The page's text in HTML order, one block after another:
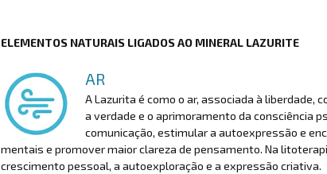
ELEMENTOS NATURAIS LIGADOS AO MINERAL LAZURITE
AR
A Lazurita é como o ar, associada à liberdade,
a verdade e o aprimoramento da consciência
comunicação, estimular a autoexpressão e
mentais e promover maior clareza de pensamento. Na
crescimento pessoal, a autoexploração e a expressão criativa.